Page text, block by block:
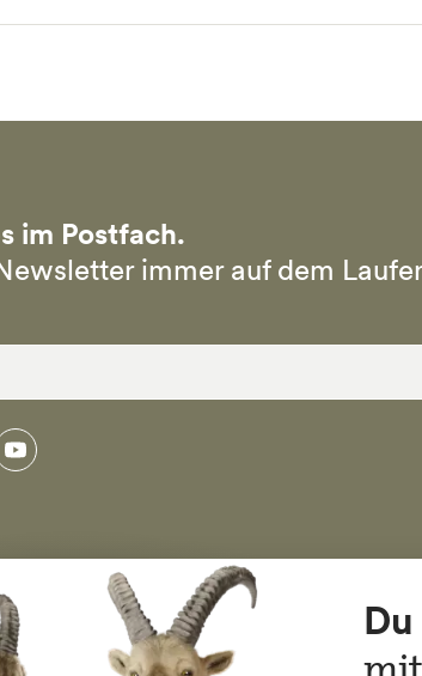
im Postfach.
immer auf dem
youtube